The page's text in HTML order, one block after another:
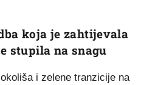
koja je zahtijevala
stupila na snagu
i zelene tranzicije na